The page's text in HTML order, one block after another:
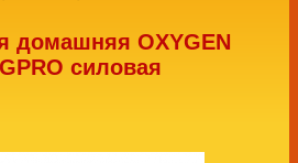
домашняя OXYGEN
силовая